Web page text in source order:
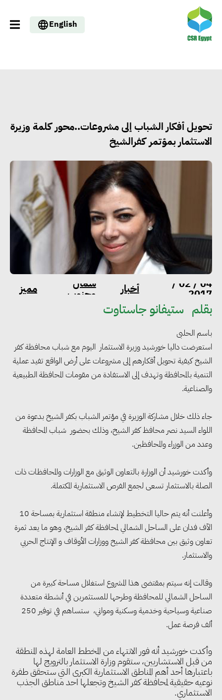
English
تحويل أفكار الشباب إلى مشروعات..محور كلمة وزيرة
الاستثمار بمؤتمر كفرالشيخ
04 / 02 /
2017 أخبار شمال
وجنوب مميز
بقلم ستيفانو جاستاوت
باسم الحلبى
استعرضت داليا خورشيد وزيرة الاستثمار اليوم مع شباب محافظة كفر
الشيخ كيفية تحويل أفكارهم إلى مشروعات على أرض الواقع تفيد عملية
التنمية بالمحافظة وتهدف إلى الاستفادة من مقومات المحافظة الطبيعية
والصناعية.
جاء ذلك خلال مشاركة الوزيرة في مؤتمر الشباب بكفر الشيخ بدعوة من
اللواء السيد نصر محافظ كفر الشيخ، وذلك بحضور شباب المحافظة
وعدد من الوزراء والمحافظين.
وأكدت خورشيد أن الوزارة بالتعاون الوثيق مع الوزارات والمحافظات ذات
الصلة بالاستثمار تسعى لجمع الفرص الاستثمارية المكتملة.
وأعلنت أنه يتم حاليا التخطيط لإنشاء منطقة استثمارية بمساحة 10
الآف فدان على الساحل الشمالي لمحافظة كفر الشيخ، وهو ما يعد ثمرة
تعاون وثيق بين محافظة كفر الشيخ ووزارات الأوقاف و الإنتاج الحربي
والاستثمار.
وقالت إنه سيتم بمقتضى هذا المشروع استغلال مساحة كبيرة من
الساحل الشمالي للمحافظة وطرحها للمستثمرين في أنشطة متعددة
صناعية وسياحية وخدمية وسكنية ومواني، ستساهم في توفير 250
ألف فرصة عمل.
وأكدت خورشيد أنه فور الانتهاء من المخطط العامة لهذه المنطقة
من قبل الاستشاريين، ستقوم وزارة الاستثمار بالترويج لها
باعتبارها أحد أهم المناطق الاستثمارية الكبرى التي ستحقق طفرة
نوعيه حقيقية لمحافظة كفر الشيخ وتجعلها احد مناطق الجذب
الاستثماري.